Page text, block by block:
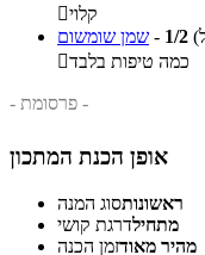
קלוי
שמן שומשום - 1/2
כמה טיפות בלבד
- פרסומת -
אופן הכנת המתכון
ראשונותסוג המנה
מתחילדרגת קושי
מהיר מאודזמן הכנה